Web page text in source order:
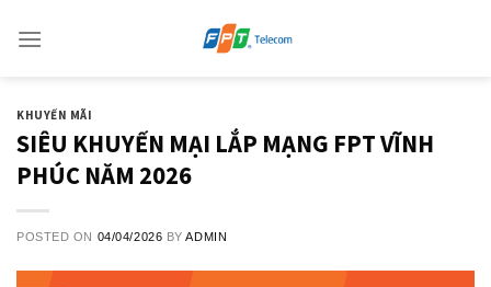
KHUYẾN MÃI
SIÊU KHUYẾN MẠI LẮP MẠNG FPT VĨNH
PHÚC NĂM 2026
POSTED ON 04/04/2026 BYADMIN